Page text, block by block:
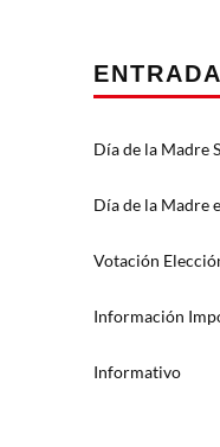
Día de la Madre
Día de la Madre
Votación
Información
Informativo